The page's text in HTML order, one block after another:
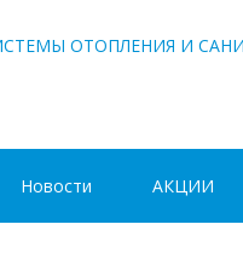
ОТОПЛЕНИЯ И
Новости АКЦИИ